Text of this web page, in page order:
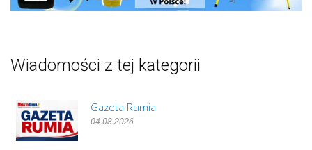
Wiadomości z tej kategorii
Gazeta Rumia
04.08.2026